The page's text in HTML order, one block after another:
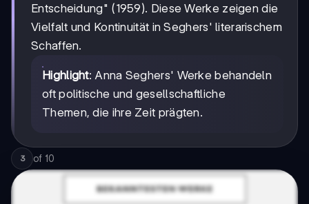
Entscheidung" (1959). Diese Werke zeigen die
Vielfalt und Kontinuität in Seghers' literarischem
Schaffen.
Highlight: Anna Seghers' Werke behandeln
oft politische und gesellschaftliche
Themen, die ihre Zeit prägten.
3 of 10